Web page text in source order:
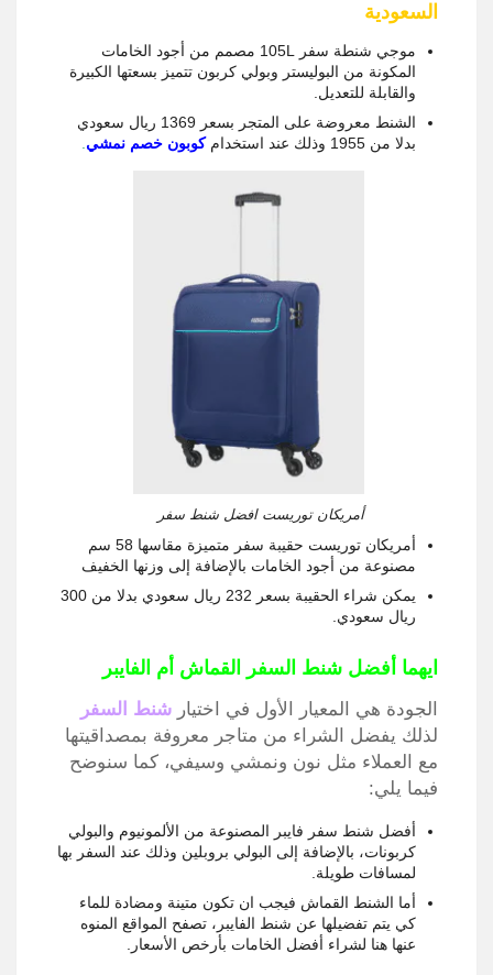
السعودية
موجي شنطة سفر 105L مصمم من أجود الخامات
المكونة من البوليستر وبولي كربون تتميز بسعتها الكبيرة
والقابلة للتعديل.
الشنط معروضة على المتجر بسعر 1369 ريال سعودي
بدلا من 1955 وذلك عند استخدام
كوبون خصم نمشي
أمريكان توريست افضل شنط سفر
أمريكان توريست حقيبة سفر متميزة مقاسها 58 سم
مصنوعة من أجود الخامات بالإضافة إلى وزنها الخفيف
يمكن شراء الحقيبة بسعر 232 ريال سعودي بدلا من 300
ريال سعودي.
ايهما أفضل شنط السفر القماش أم الفايبر
الجودة هي المعيار الأول في اختيار شنط السفر
لذلك يفضل الشراء من متاجر معروفة بمصداقيتها
مع العملاء مثل نون ونمشي وسيفي، كما سنوضح
فيما يلي:
أفضل شنط سفر فايبر المصنوعة من الألمونيوم والبولي
كربونات، بالإضافة إلى البولي بروبلين وذلك عند السفر بها
لمسافات طويلة.
أما الشنط القماش فيجب ان تكون متينة ومضادة للماء
كي يتم تفضيلها عن شنط الفايبر، تصفح المواقع المنوه
عنها هنا لشراء أفضل الخامات بأرخص الأسعار.